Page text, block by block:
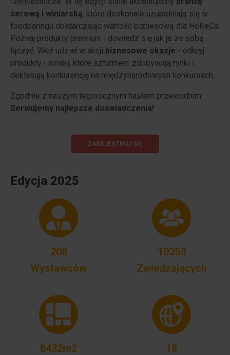
serową i winiarską, które doskonale uzupełniają się w
foodparingu dostarczając wartość biznesową dla HoReCa.
Poznaj produkty premium i dowiedz się jak je ze sobą
łączyć. Weź udział w akcji biznesowe okazje - odkryj
produkty i smaki, które szturmem zdobywają rynki i
deklasują konkurencję na międzynarodowych konkursach.
Zgodnie z naszym tegorocznym hasłem przewodnim:
Serwujemy najlepsze doświadczenia!
ZAREJESTRUJ SIĘ
Edycja 2025
208
Wystawców
10253
Zwiedzających
8432m2
18